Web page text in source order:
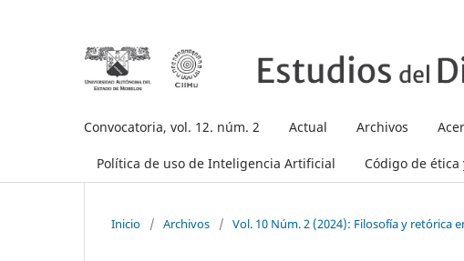
Convocatoria, vol. 12. núm. 2 Actual Archivos
Política de uso de Inteligencia Artificial Código de
Inicio / Archivos / Vol. 10 Núm. 2 (2024): Filosofía y retórica